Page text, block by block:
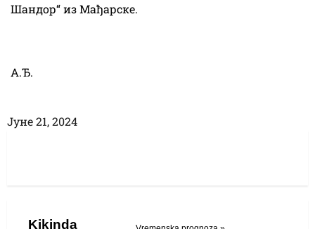
Шандор“ из Мађарске.
А.Ђ.
Јуне 21, 2024